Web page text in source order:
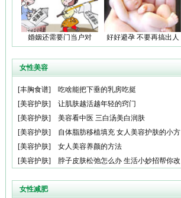
婚姻还需要门当户对
吗？
好好避孕 不要再搞出人
命了！
女性美容
[丰胸食谱]
吃啥能把下垂的乳房吃挺
[美容护肤]
让肌肤越活越年轻的窍门
[美容护肤]
美容看中医 三白汤美白润肤
[美容护肤]
自体脂肪移植填充 女人美容护肤的小方
法
[美容护肤]
女人美容养颜的方法
[美容护肤]
脖子皮肤松弛怎么办 生活小妙招帮你改
女性减肥